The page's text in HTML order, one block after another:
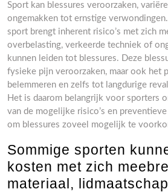
Sport kan blessures veroorzaken,
ongemakken tot ernstige
sport brengt inherent risico’s met zich
overbelasting, verkeerde techniek of
kunnen leiden tot blessures. Deze
fysieke pijn veroorzaken, maar ook het
belemmeren en zelfs tot langdurige
Het is daarom belangrijk voor sporters
van de mogelijke risico’s en
om blessures zoveel mogelijk te
Sommige sporten
kosten met zich
materiaal,